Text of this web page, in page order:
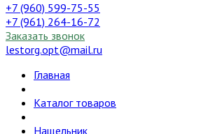
+7 (960) 599-75-55
+7 (961) 264-16-72
Заказать звонок
lestorg.opt@mail.ru
Главная
Каталог товаров
Нащельник